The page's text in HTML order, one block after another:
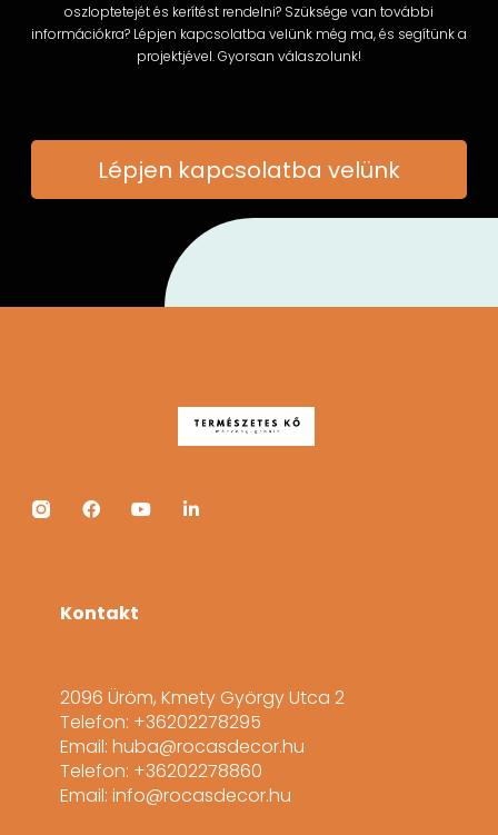
oszloptetejét és kerítést rendelni? Szüksége van további
információkra? Lépjen kapcsolatba velünk még ma, és segítünk a
projektjével. Gyorsan válaszolunk!
Lépjen kapcsolatba velünk
Kontakt
2096 Üröm, Kmety György Utca 2
Telefon: +36202278295
Email: huba@rocasdecor.hu
Telefon: +36202278860
Email: info@rocasdecor.hu